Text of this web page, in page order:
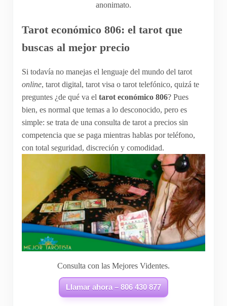
anonimato.
Tarot económico 806: el tarot que
buscas al mejor precio
Si todavía no manejas el lenguaje del mundo del tarot
online, tarot digital, tarot visa o tarot telefónico, quizá te
preguntes ¿de qué va el tarot económico 806? Pues
bien, es normal que temas a lo desconocido, pero es
simple: se trata de una consulta de tarot a precios sin
competencia que se paga mientras hablas por teléfono,
con total seguridad, discreción y comodidad.
Consulta con las Mejores Videntes.
Llamar ahora – 806 430 877